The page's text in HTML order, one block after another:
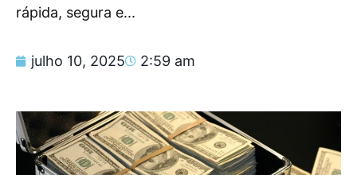
rápida, segura e...
julho 10, 2025 2:59 am